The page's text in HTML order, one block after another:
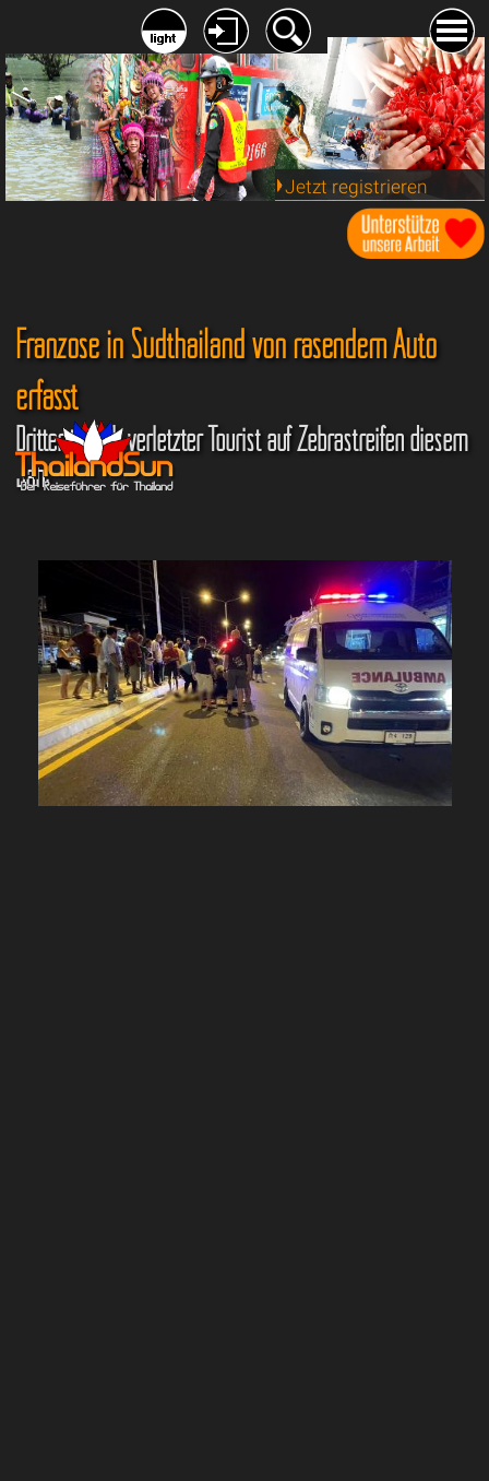
Jetzt registrieren
Franzose in Südthailand von rasendem Auto
erfasst
Dritter tödlich verletzter Tourist auf Zebrastreifen diesem
Jahr